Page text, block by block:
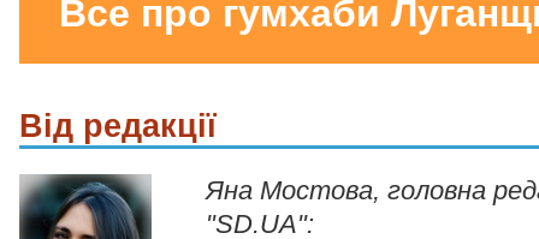
Все про гумхаби
Від редакції
Яна Мостова, головна
"SD.UA":